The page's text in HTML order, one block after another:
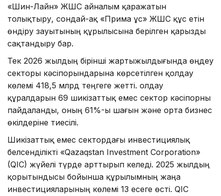
«Шин-Лайн» ЖШС айналым қаражатын
толықтыру, сондай-ақ «Прима Құс» ЖШС құс етін
өндіру зауытының құрылысына берілген қарызды
сақтандыру бар.
Тек 2026 жылдың бірінші жартыжылдығында өңдеу
секторы кәсіпорындарына көрсетілген қолдау
көлемі 418,5 млрд теңгеге жетті. Қолдау
құралдарын 69 шикізаттық емес сектор кәсіпорны
пайдаланды, оның 61%-ы шағын және орта бизнес
өкілдеріне тиесілі.
Шикізаттық емес сектордағы инвестициялық
белсенділікті «Qazaqstan Investment Corporation»
(QIC) жүйелі түрде арттырып келеді. 2025 жылдың
қорытындысы бойынша құрылымның жаңа
инвестицияларының көлемі 13 есеге өсті. QIC